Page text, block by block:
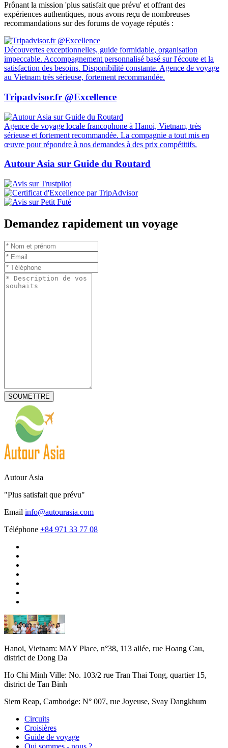
Prônant la mission 'plus satisfait que prévu' et offrant des
expériences authentiques, nous avons reçu de nombreuses
recommandations sur des forums de voyage réputés :
Découvertes exceptionnelles, guide formidable, organisation
impeccable. Accompagnement personnalisé basé sur l'écoute et la
satisfaction des besoins. Disponibilité constante. Agence de voyage
au Vietnam très sérieuse, fortement recommandée.
Tripadvisor.fr @Excellence
Agence de voyage locale francophone à Hanoi, Vietnam, très
sérieuse et fortement recommandée. La compagnie a tout mis en
œuvre pour répondre à nos demandes à des prix compétitifs.
Autour Asia sur Guide du Routard
Demandez rapidement un voyage
Autour Asia
"Plus satisfait que prévu"
Email info@autourasia.com
Téléphone +84 971 33 77 08
Hanoi, Vietnam: MAY Place, n°38, 113 allée, rue Hoang Cau,
district de Dong Da
Ho Chi Minh Ville: No. 103/2 rue Tran Thai Tong, quartier 15,
district de Tan Binh
Siem Reap, Cambodge: N° 007, rue Joyeuse, Svay Dangkhum
Circuits
Croisières
Guide de voyage
Qui sommes - nous ?